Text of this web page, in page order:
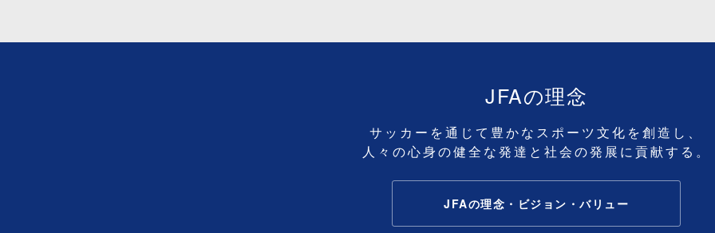
JFAの理念
サッカーを通じて豊かなスポーツ文化を創造し、
人々の心身の健全な発達と社会の発展に貢献する。
JFAの理念・ビジョン・バリュー